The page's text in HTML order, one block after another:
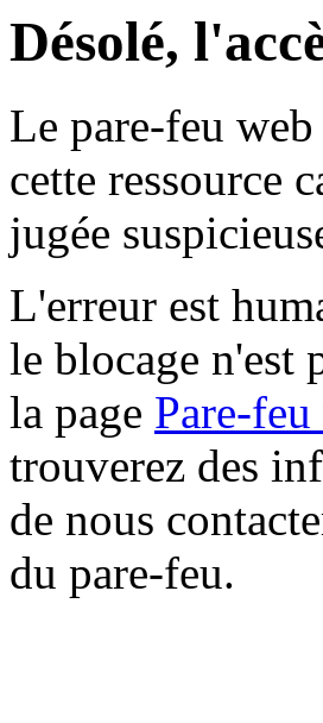
Désolé,
Le pare-feu
cette ressource
jugée
L'erreur est
le blocage n'est
la page Pare-
trouverez des
de nous
du pare-feu.